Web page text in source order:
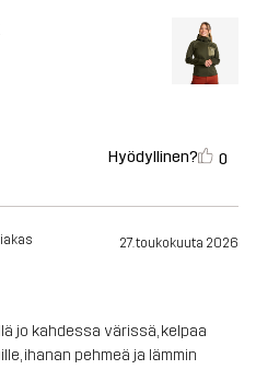
Hyödyllinen? 0
27. toukokuuta 2026
jo kahdessa värissä, kelpaa
ihanan pehmeä ja lämmin